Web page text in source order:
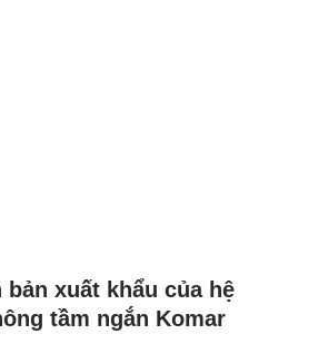
bản xuất khẩu của hệ
tầm ngắn Komar